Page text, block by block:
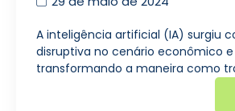
A inteligência artificial (IA) surgiu
disruptiva no cenário econômico
transformando a maneira como